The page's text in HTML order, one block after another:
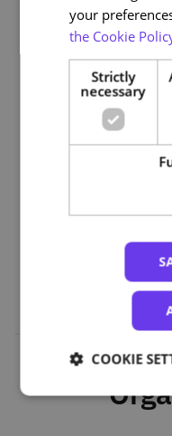
1. Introdução e
2. Modelo Lógico -
3. Teoria da
5. A linguagem SQL
6. Integração com
your
the Cookie
Strictly
necessary
COOKIE